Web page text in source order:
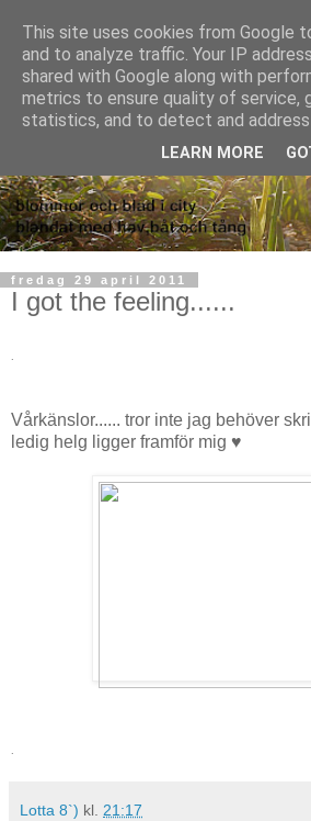
fredag 29 april 2011
I got the feeling......
.
Vårkänslor...... tror inte jag behöver
ledig helg ligger framför mig ♥
.
Lotta 8`) kl. 21:17
This site uses cookies from Google
and to analyze traffic. Your IP
shared with Google along with
metrics to ensure quality of service,
statistics, and to detect and address
LEARN MORE